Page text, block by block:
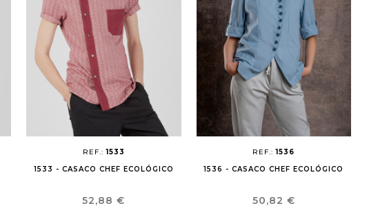
REF.:1533
1533 - CASACO CHEF ECOLÓGICO
Preço
52,88 €
REF.:1536
1536 - CASACO CHEF ECOLÓGICO
Preço
50,82 €